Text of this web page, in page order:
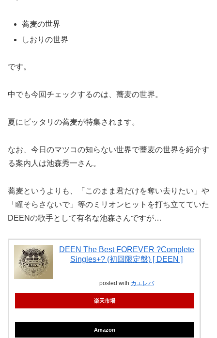
蕎麦の世界
しおりの世界
です。
中でも今回チェックするのは、蕎麦の世界。
夏にピッタリの蕎麦が特集されます。
なお、今日のマツコの知らない世界で蕎麦の世界を紹介す
る案内人は池森秀一さん。
蕎麦というよりも、「このまま君だけを奪い去りたい」や
「瞳そらさないで」等のミリオンヒットを打ち立てていた
DEENの歌手として有名な池森さんですが…
DEEN The Best FOREVER ?Complete
Singles+? (初回限定盤) [ DEEN ]
posted with カエレバ
楽天市場
Amazon